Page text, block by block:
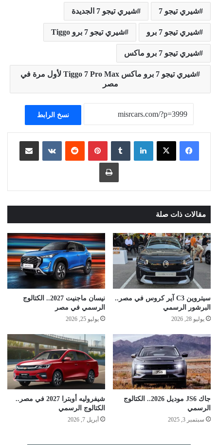
شيري تيجو 7 شيري تيجو 7 الجديدة
شيري تيجو 7 برو شيري تيجو 7 برو Tiggo
شيري تيجو 7 برو ماكس
شيري تيجو 7 برو ماكس Tiggo 7 Pro Max لأول مرة في
مصر
نسخ الرابط
لينكدإن ‏Tumblr بينتيريست
‏Reddit
‏VKontakte مشاركة عبر البريد
طباعة
مقالات ذات صلة
سيتروين C3 آير كروس في مصر..
البرشور الرسمي
يوليو 28, 2026
نيسان ماجنيت 2027.. الكتالوج
الرسمي في مصر
يوليو 25, 2026
جاك JS6 موديل 2026.. الكتالوج
الرسمي
سبتمبر 3, 2025
شيفروليه أوبترا 2027 في مصر..
الكتالوج الرسمي
أبريل 7, 2026